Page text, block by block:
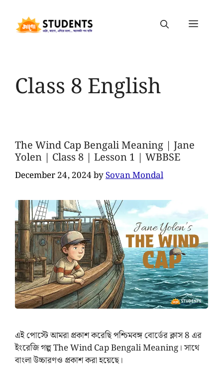
Class 8 English
The Wind Cap Bengali Meaning | Jane
Yolen | Class 8 | Lesson 1 | WBBSE
December 24, 2024bySovan Mondal
এই পোস্টে আমরা প্রকাশ করেছি পশ্চিমবঙ্গ বোর্ডের ক্লাস 8 এর
ইংরেজি গল্প The Wind Cap Bengali Meaning। সাথে
বাংলা উচ্চারণও প্রকাশ করা হয়েছে।